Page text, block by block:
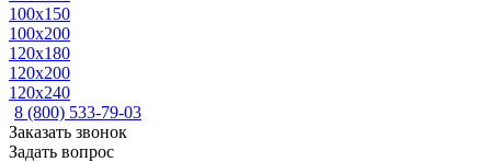
100x150
100x200
120x180
120x200
120x240
8 (800) 533-79-03
Заказать звонок
Задать вопрос